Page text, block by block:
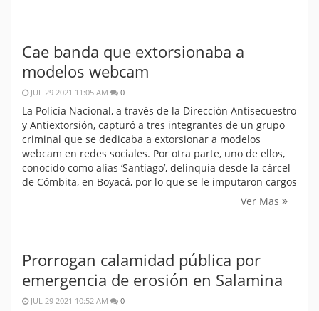
Cae banda que extorsionaba a
modelos webcam
JUL 29 2021 11:05 AM 0
La Policía Nacional, a través de la Dirección Antisecuestro
y Antiextorsión, capturó a tres integrantes de un grupo
criminal que se dedicaba a extorsionar a modelos
webcam en redes sociales. Por otra parte, uno de ellos,
conocido como alias ‘Santiago’, delinquía desde la cárcel
de Cómbita, en Boyacá, por lo que se le imputaron cargos
Ver Mas
Prorrogan calamidad pública por
emergencia de erosión en Salamina
JUL 29 2021 10:52 AM 0